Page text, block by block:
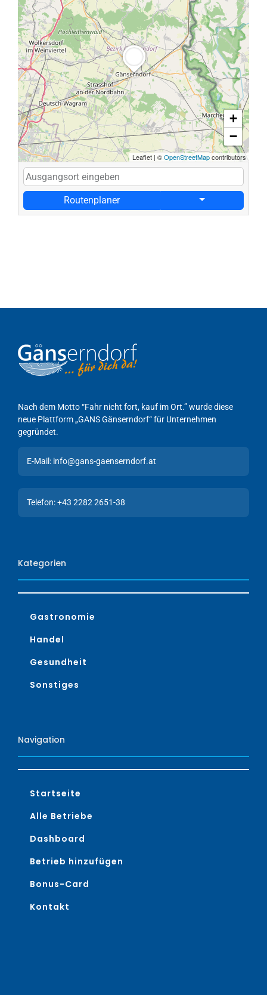
+
−
Leaflet | ©OpenStreetMapcontributors
Routenplaner
Nach dem Motto “Fahr nicht fort, kauf im Ort.” wurde diese
neue Plattform „GANS Gänserndorf“ für Unternehmen
gegründet.
E-Mail: info@gans-gaenserndorf.at
Telefon: +43 2282 2651-38
Kategorien
Gastronomie
Handel
Gesundheit
Sonstiges
Navigation
Startseite
Alle Betriebe
Dashboard
Betrieb hinzufügen
Bonus-Card
Kontakt